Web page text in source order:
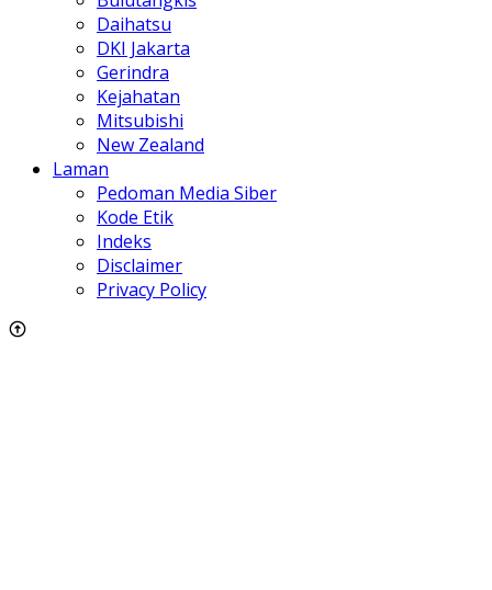
Daihatsu
DKI Jakarta
Gerindra
Kejahatan
Mitsubishi
New Zealand
Laman
Pedoman Media Siber
Kode Etik
Indeks
Disclaimer
Privacy Policy